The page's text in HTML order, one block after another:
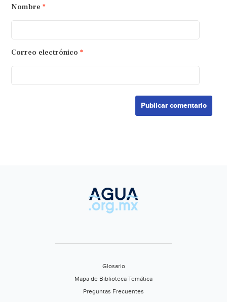
Nombre *
Correo electrónico *
Glosario
Mapa de Biblioteca Temática
Preguntas Frecuentes